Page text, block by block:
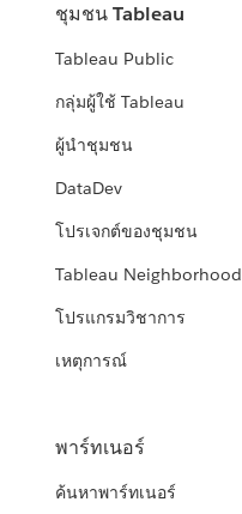
ชุมชน Tableau
Tableau Public
กลุ่มผู้ใช้ Tableau
ผู้นำชุมชน
DataDev
โปรเจกต์ของชุมชน
Tableau Neighborhood
โปรแกรมวิชาการ
เหตุการณ์
พาร์ทเนอร์
ค้นหาพาร์ทเนอร์